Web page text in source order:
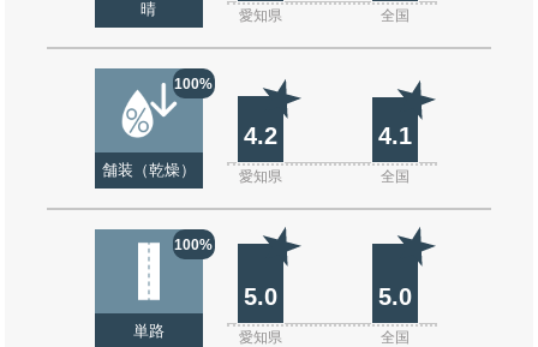
晴 愛知県 全国
100%
舗装（乾燥）
4.2 4.1
愛知県 全国
100%
単路
5.0 5.0
愛知県 全国